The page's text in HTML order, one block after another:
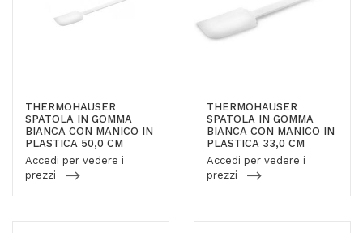
THERMOHAUSER
SPATOLA IN GOMMA
BIANCA CON MANICO IN
PLASTICA 50,0 CM
Accedi per vedere i
prezzi
THERMOHAUSER
SPATOLA IN GOMMA
BIANCA CON MANICO IN
PLASTICA 33,0 CM
Accedi per vedere i
prezzi